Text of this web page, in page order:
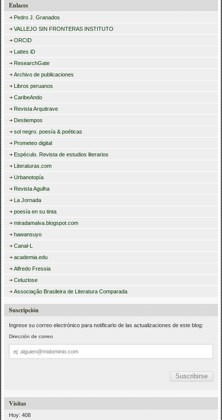
Enlaces
Pedro J. Granados
VALLEJO SIN FRONTERAS INSTITUTO
ORCID
Lattes iD
ResearchGate
Archivo de publicaciones
Libros peruanos
CaribeAndo
Revista Arquitrave
Destiempos
sol negro. poesía & poéticas
Prometeo digital
Espéculo. Revista de estudios literarios
Literaturas.com
Urbanotopía
Revista Agulha
La Jornada
poesía en su tinta
miradamalva.blogspot.com
hawansuyo
Canal-L
academia.edu
Alfredo Fressia
Celuzlose
Associação Brasileira de Literatura Comparada
Suscripción
Ingrese su correo electrónico para notificarlo de las actualizaciones de este blog:
Dirección de correo
Dirección
de
correo
Visitas
Hoy: 408